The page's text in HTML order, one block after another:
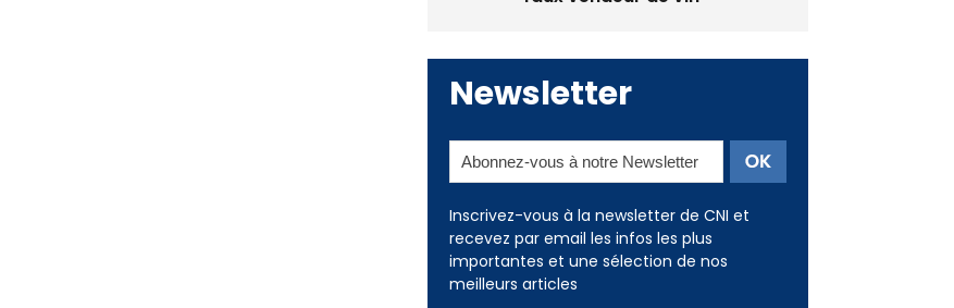
Newsletter
Inscrivez-vous à la newsletter de CNI et
recevez par email les infos les plus
importantes et une sélection de nos
meilleurs articles